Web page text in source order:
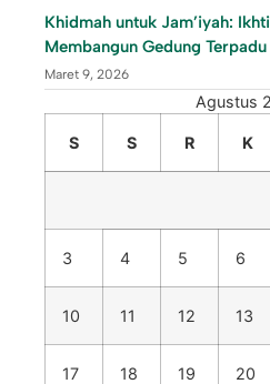
Khidmah untuk Jam’iyah:
Membangun Gedung
Maret 9, 2026
Agustus
S S R K
3 4 5 6
10 11 12 13
17 18 19 20